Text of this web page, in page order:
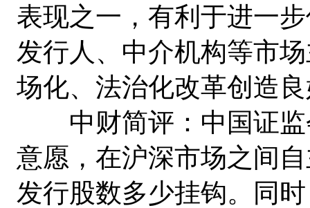
表现之一，有利于进一
发行人、中介机构等市
场化、法治化改革创造
中财简评：中国证监
意愿，在沪深市场之间
发行股数多少挂钩。同